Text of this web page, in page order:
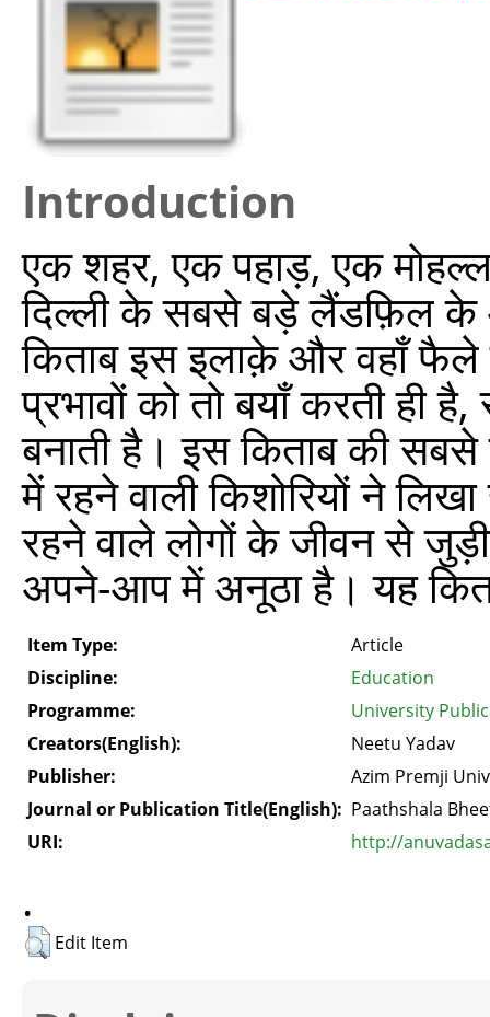
Introduction
एक शहर, एक पहाड़, एक
दिल्ली के सबसे बड़े लैंडफ़िल के
किताब इस इलाक़े और वहाँ
प्रभावों को तो बयाँ करती ही
बनाती है। इस किताब की
में रहने वाली किशोरियों ने
रहने वाले लोगों के जीवन से
अपने-आप में अनूठा है। यह
Item Type:
Article
Discipline:
Education
Programme:
University
Creators(English):
Neetu Yadav
Publisher:
Azim Premji
Journal or Publication Title(English): Paathshala
URI:
http://
.
Edit Item